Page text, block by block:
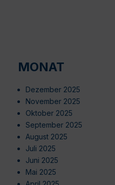
MONAT
Dezember 2025
November 2025
Oktober 2025
September 2025
August 2025
Juli 2025
Juni 2025
Mai 2025